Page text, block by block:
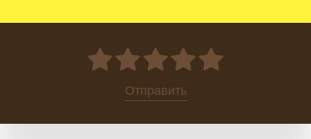
0
Отправить